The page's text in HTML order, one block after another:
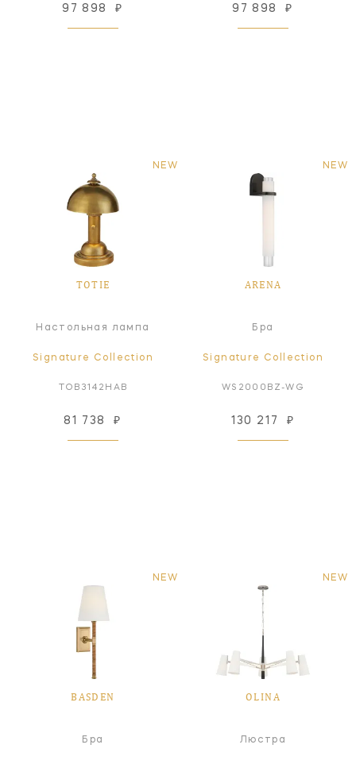
97 898 ₽ 97 898 ₽
NEW
TOTIE
Настольная лампа
Signature Collection
TOB3142HAB
81 738 ₽
NEW
ARENA
Бра
Signature Collection
WS2000BZ-WG
130 217 ₽
NEW
BASDEN
Бра
NEW
OLINA
Люстра